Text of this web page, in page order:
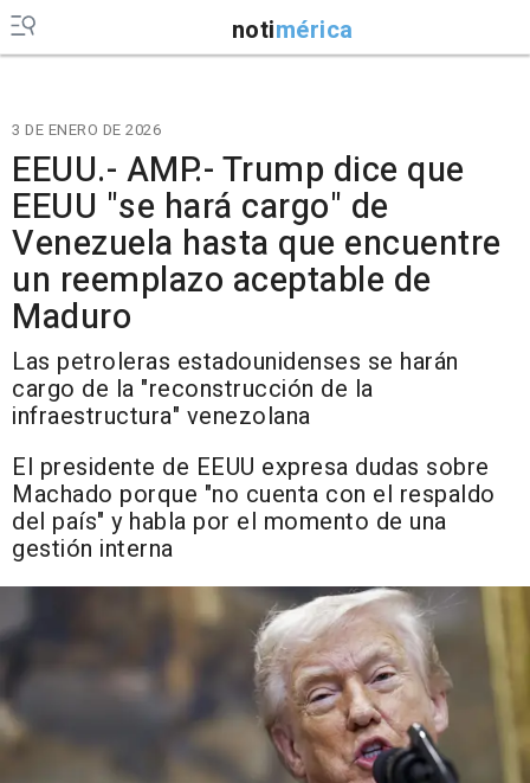
notimérica
3 DE ENERO DE 2026
EEUU.- AMP.- Trump dice que
EEUU "se hará cargo" de
Venezuela hasta que encuentre
un reemplazo aceptable de
Maduro
Las petroleras estadounidenses se harán
cargo de la "reconstrucción de la
infraestructura" venezolana
El presidente de EEUU expresa dudas sobre
Machado porque "no cuenta con el respaldo
del país" y habla por el momento de una
gestión interna